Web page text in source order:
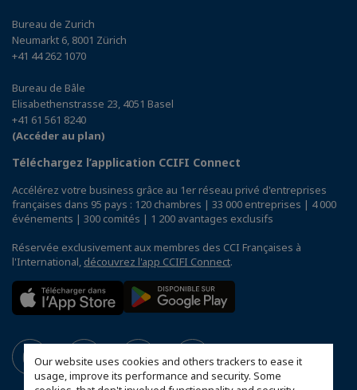
Our website uses cookies and others trackers to ease it
usage, improve its performance and security. Some
Bureau de Zurich
Neumarkt 6, 8001 Zürich
+41 44 262 1070
Bureau de Bâle
Elisabethenstrasse 23, 4051 Basel
+41 61 561 8240
(Accéder au plan)
Téléchargez l’application CCIFI Connect
Accélérez votre business grâce au 1er réseau privé d'entreprises
françaises dans 95 pays : 120 chambres | 33 000 entreprises | 4 000
événements | 300 comités | 1 200 avantages exclusifs
Réservée exclusivement aux membres des CCI Françaises à
l'International, découvrez l'app CCIFI Connect.